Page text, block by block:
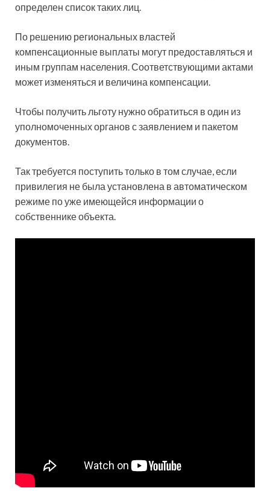
определен список таких лиц.
По решению региональных властей
компенсационные выплаты могут предоставляться и
иным группам населения. Соответствующими актами
может изменяться и величина компенсации.
Чтобы получить льготу нужно обратиться в один из
уполномоченных органов с заявлением и пакетом
документов.
Так требуется поступить только в том случае, если
привилегия не была установлена в автоматическом
режиме по уже имеющейся информации о
собственнике объекта.